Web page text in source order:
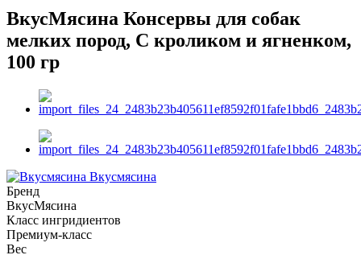
ВкусМясина Консервы для собак
мелких пород, С кроликом и ягненком,
100 гр
Вкусмясина
Бренд
ВкусМясина
Класс ингридиентов
Премиум-класс
Вес